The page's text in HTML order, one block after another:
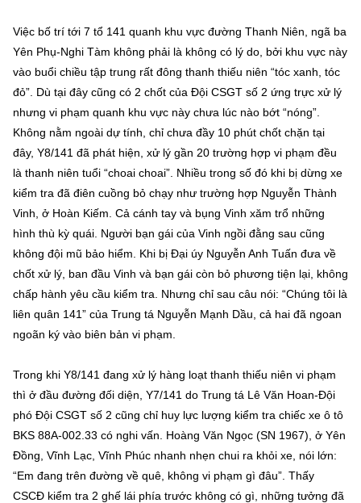
Việc bố trí tới 7 tổ 141 quanh khu vực đường Thanh Niên, ngã ba
Yên Phụ-Nghi Tàm không phải là không có lý do, bởi khu vực này
vào buổi chiều tập trung rất đông thanh thiếu niên “tóc xanh, tóc
đỏ”. Dù tại đây cũng có 2 chốt của Đội CSGT số 2 ứng trực xử lý
nhưng vi phạm quanh khu vực này chưa lúc nào bớt “nóng”.
Không nằm ngoài dự tính, chỉ chưa đầy 10 phút chốt chặn tại
đây, Y8/141 đã phát hiện, xử lý gần 20 trường hợp vi phạm đều
là thanh niên tuổi “choai choai”. Nhiều trong số đó khi bị dừng xe
kiểm tra đã điên cuồng bỏ chạy như trường hợp Nguyễn Thành
Vinh, ở Hoàn Kiếm. Cả cánh tay và bụng Vinh xăm trổ những
hình thù kỳ quái. Người bạn gái của Vinh ngồi đằng sau cũng
không đội mũ bảo hiểm. Khi bị Đại úy Nguyễn Anh Tuấn đưa về
chốt xử lý, ban đầu Vinh và bạn gái còn bỏ phương tiện lại, không
chấp hành yêu cầu kiểm tra. Nhưng chỉ sau câu nói: “Chúng tôi là
liên quân 141” của Trung tá Nguyễn Mạnh Dầu, cả hai đã ngoan
ngoãn ký vào biên bản vi phạm.
Trong khi Y8/141 đang xử lý hàng loạt thanh thiếu niên vi phạm
thì ở đầu đường đối diện, Y7/141 do Trung tá Lê Văn Hoan-Đội
phó Đội CSGT số 2 cũng chỉ huy lực lượng kiểm tra chiếc xe ô tô
BKS 88A-002.33 có nghi vấn. Hoàng Văn Ngọc (SN 1967), ở Yên
Đồng, Vĩnh Lạc, Vĩnh Phúc nhanh nhẹn chui ra khỏi xe, nói lớn:
“Em đang trên đường về quê, không vi phạm gì đâu”. Thấy
CSCĐ kiểm tra 2 ghế lái phía trước không có gì, những tưởng đã